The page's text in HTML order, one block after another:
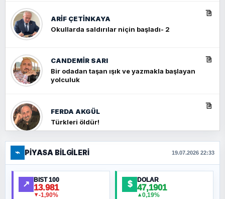
ARIF ÇETİNKAYA
Okullarda saldırılar niçin başladı- 2
CANDEMIR SARI
Bir odadan taşan ışık ve yazmakla başlayan
yolculuk
FERDA AKGÜL
Türkleri öldür!
FERHAT BÜYÜKKALKAN
Ankara Zirvesi: NATO Toplantısı mı, Yeni
Ortadoğu Haritasının Provası mı?
⌁ PIYASA BILGILERI 19.07.2026 22:33
↗ BIST 100
13.981
▼-1,90%
$ DOLAR
47,1901
▲0,19%